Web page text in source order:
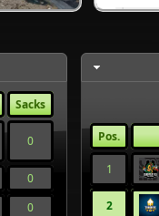
Sacks
0
0
0
Pos.
1
2